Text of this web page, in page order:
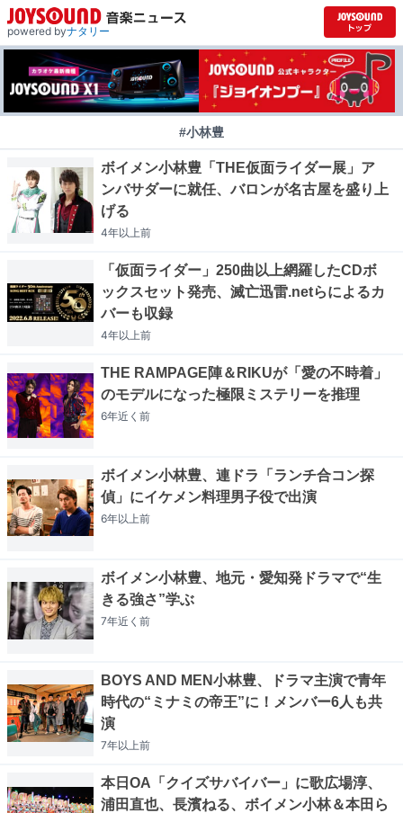
powered byナタリー
#小林豊
ボイメン小林豊「THE仮面ライダー展」ア
ンバサダーに就任、バロンが名古屋を盛り上
げる
4年以上前
「仮面ライダー」250曲以上網羅したCDボ
ックスセット発売、滅亡迅雷.netらによるカ
バーも収録
4年以上前
THE RAMPAGE陣＆RIKUが「愛の不時着」
のモデルになった極限ミステリーを推理
6年近く 前
ボイメン小林豊、連ドラ「ランチ合コン探
偵」にイケメン料理男子役で出演
6年以上前
ボイメン小林豊、地元・愛知発ドラマで“生
きる強さ”学ぶ
7年近く 前
BOYS AND MEN小林豊、ドラマ主演で青年
時代の“ミナミの帝王”に！メンバー6人も共
演
7年以上前
本日OA「クイズサバイバー」に歌広場淳、
浦田直也、長濱ねる、ボイメン小林＆本田ら